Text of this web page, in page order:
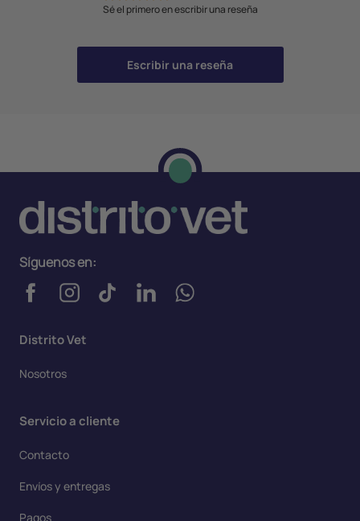
Sé el primero en escribir una reseña
Escribir una reseña
Distrito Vet
Nosotros
Servicio a cliente
Contacto
Envíos y entregas
Pagos
Síguenos en: